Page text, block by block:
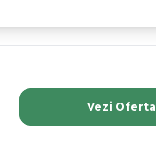
Vezi Oferta